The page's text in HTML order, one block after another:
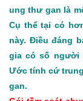
ung thư gan là
Cụ thể tại có
này. Điều đáng
gia có số người
Ước tính cứ
gan.